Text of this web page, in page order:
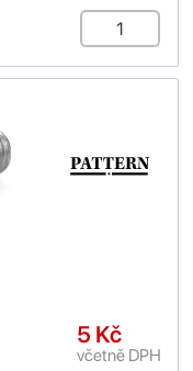
5 Kč
včetně DPH